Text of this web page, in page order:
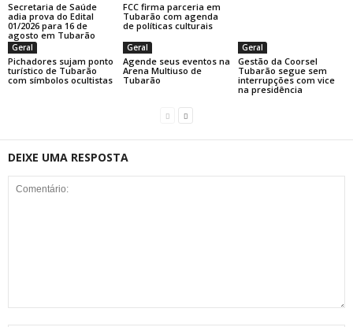
Secretaria de Saúde
adia prova do Edital
01/2026 para 16 de
agosto em Tubarão
FCC firma parceria em
Tubarão com agenda
de políticas culturais
Geral
Pichadores sujam ponto
turístico de Tubarão
com símbolos ocultistas
Geral
Agende seus eventos na
Arena Multiuso de
Tubarão
Geral
Gestão da Coorsel
Tubarão segue sem
interrupções com vice
na presidência
DEIXE UMA RESPOSTA